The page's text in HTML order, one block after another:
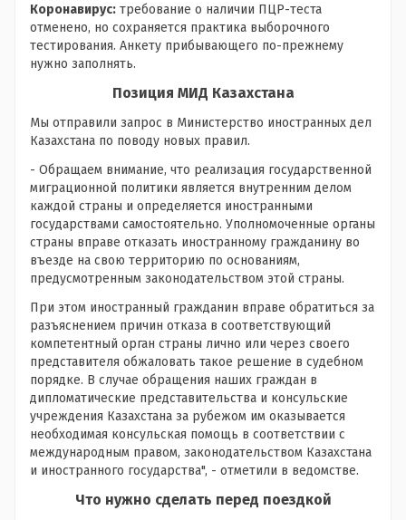
Коронавирус: требование о наличии ПЦР-теста
отменено, но сохраняется практика выборочного
тестирования. Анкету прибывающего по-прежнему
нужно заполнять.
Позиция МИД Казахстана
Мы отправили запрос в Министерство иностранных дел
Казахстана по поводу новых правил.
- Обращаем внимание, что реализация государственной
миграционной политики является внутренним делом
каждой страны и определяется иностранными
государствами самостоятельно. Уполномоченные органы
страны вправе отказать иностранному гражданину во
въезде на свою территорию по основаниям,
предусмотренным законодательством этой страны.
При этом иностранный гражданин вправе обратиться за
разъяснением причин отказа в соответствующий
компетентный орган страны лично или через своего
представителя обжаловать такое решение в судебном
порядке. В случае обращения наших граждан в
дипломатические представительства и консульские
учреждения Казахстана за рубежом им оказывается
необходимая консульская помощь в соответствии с
международным правом, законодательством Казахстана
и иностранного государства", - отметили в ведомстве.
Что нужно сделать перед поездкой